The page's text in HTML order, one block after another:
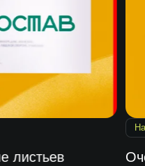
листьев